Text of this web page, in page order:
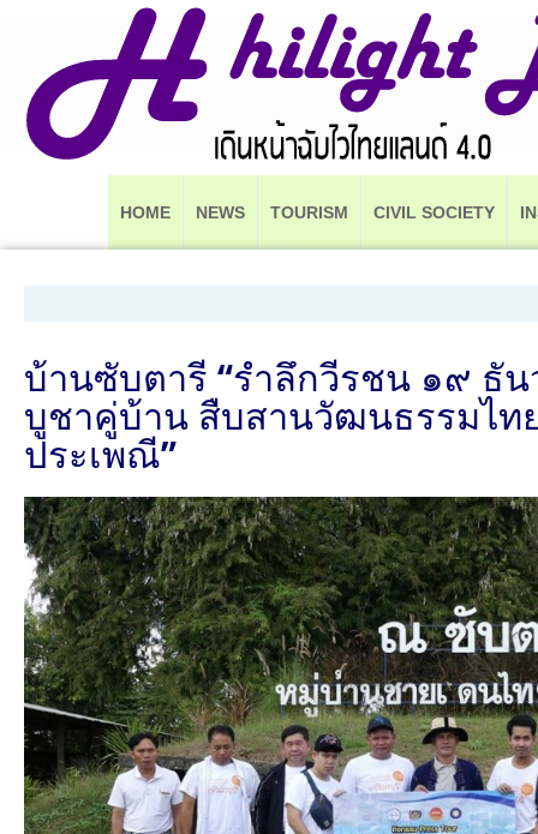
HOME NEWS TOURISM CIVIL SOCIETY
บ้านซับตารี “รำลึกวีรชน ๑๙ ธั
บูชาคู่บ้าน สืบสานวัฒนธรรมไท
ประเพณี”